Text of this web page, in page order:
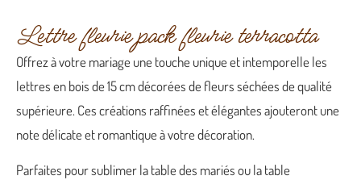
Lettre fleurie pack fleurie terracotta
Offrez à votre mariage une touche unique et intemporelle les
lettres en bois de 15 cm décorées de fleurs séchées de qualité
supérieure. Ces créations raffinées et élégantes ajouteront une
note délicate et romantique à votre décoration.
Parfaites pour sublimer la table des mariés ou la table